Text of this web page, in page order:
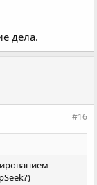
дела.
#16